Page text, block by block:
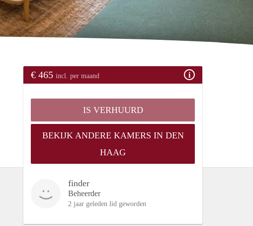
€ 465 incl. per maand
IS VERHUURD
BEKIJK ANDERE KAMERS IN DEN
HAAG
finder
Beheerder
2 jaar geleden lid geworden